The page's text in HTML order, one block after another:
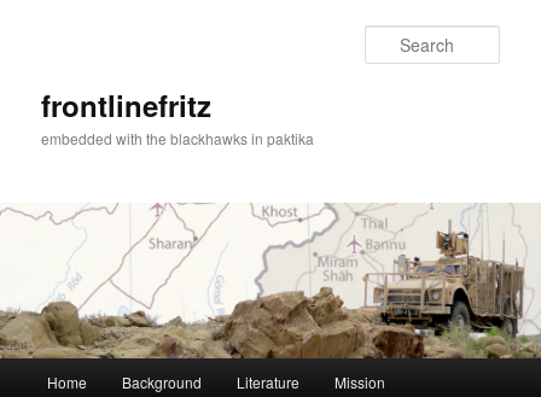
frontlinefritz
embedded with the blackhawks in paktika
Skip to primary content
Skip to secondary content
Home Background Literature Mission